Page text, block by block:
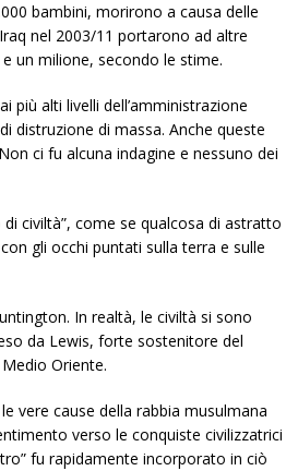
bambini, morirono a causa delle
nel 2003/11 portarono ad altre
un milione, secondo le stime.
più alti livelli dell’amministrazione
distruzione di massa. Anche queste
ci fu alcuna indagine e nessuno dei
civiltà”, come se qualcosa di astratto
gli occhi puntati sulla terra e sulle
In realtà, le civiltà si sono
da Lewis, forte sostenitore del
Oriente.
vere cause della rabbia musulmana
verso le conquiste civilizzatrici
fu rapidamente incorporato in ciò